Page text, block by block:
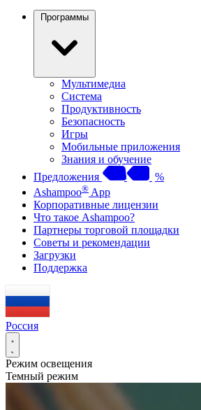
Программы
Мультимедиа
Система
Продуктивность
Безопасность
Игры
Мобильные приложения
Знания и обучение
Предложения
%
Ashampoo® App
Корпоративные лицензии
Что такое Ashampoo?
Партнеры торговой площадки
Советы и рекомендации
Загрузки
Поддержка
Россия
Режим освещения
Темный режим